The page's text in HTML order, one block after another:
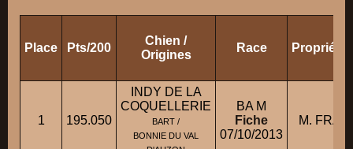
Place Pts/200
Chien /
Origines
Race
1 195.050
INDY DE LA
COQUELLERIE
BART /
BONNIE DU VAL
BA M
Fiche
07/10/2013
M.